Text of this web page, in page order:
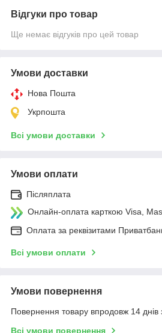
Відгуки про товар
Ще немає відгуків про цей товар
Умови доставки
Нова Пошта
Укрпошта
Всі умови доставки
Умови оплати
Післяплата
Онлайн-оплата карткою Visa,
Оплата за реквізитами
Всі умови оплати
Умови повернення
Повернення товару впродовж 14 днів
Всі умови повернення